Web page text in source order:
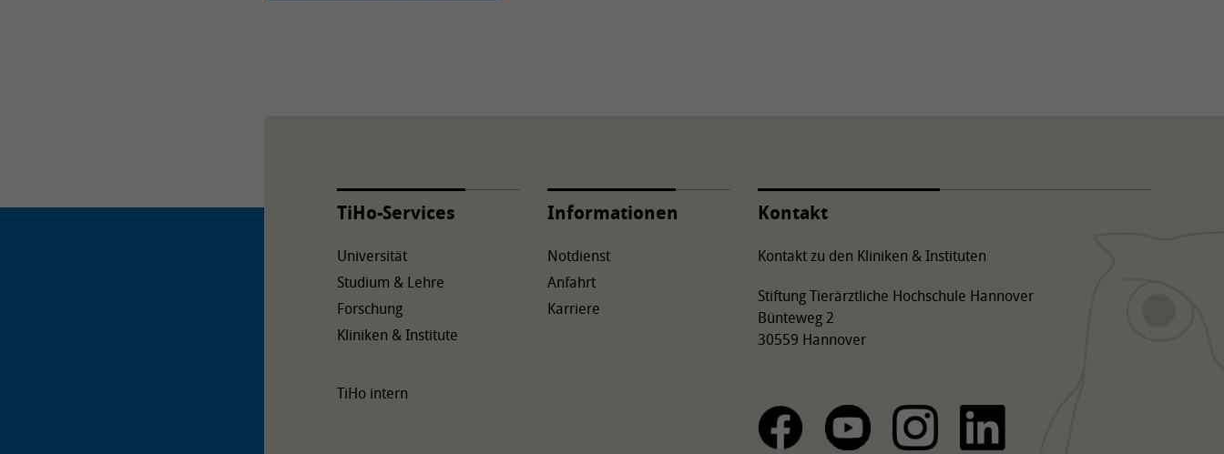
TiHo-Services
Universität
Studium & Lehre
Forschung
Kliniken & Institute
TiHo intern
Informationen
Notdienst
Anfahrt
Karriere
Kontakt
Kontakt zu den Kliniken & Instituten
Stiftung Tierärztliche Hochschule Hannover
Bünteweg 2
30559 Hannover